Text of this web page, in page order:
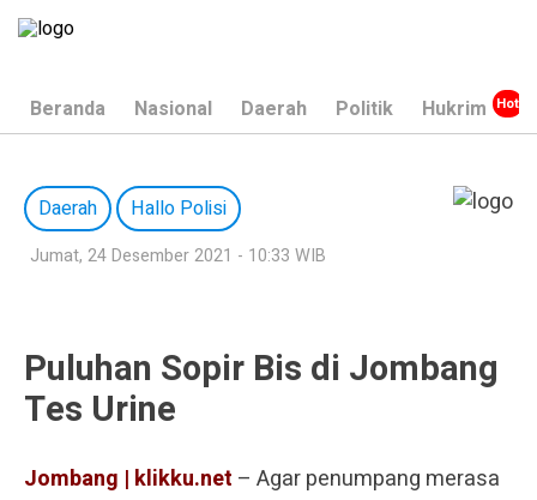
Beranda Nasional Daerah Politik Hukrim
Daerah Hallo Polisi
Jumat, 24 Desember 2021 - 10:33 WIB
Puluhan Sopir Bis di Jombang
Tes Urine
Jombang | klikku.net – Agar penumpang merasa